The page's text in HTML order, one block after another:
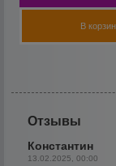
В
Отзывы
Константин
13.02.2025, 00:00